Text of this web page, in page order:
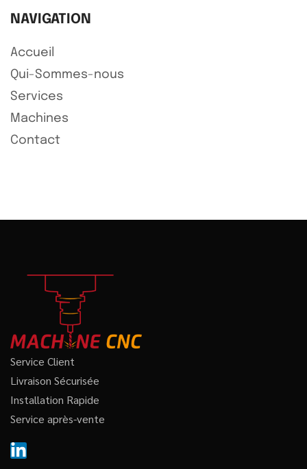
l
eNAVIGATION
Accueil
Qui-Sommes-nous
Services
Machines
Contact
Service Client
Livraison Sécurisée
Installation Rapide
Service après-vente